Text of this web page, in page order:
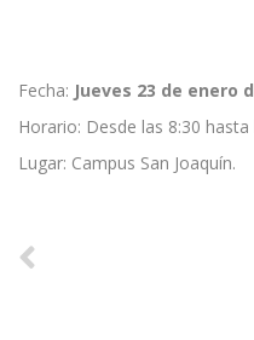
Fecha: Jueves 23 de enero
Horario: Desde las 8:30
Lugar: Campus San Joaquín.